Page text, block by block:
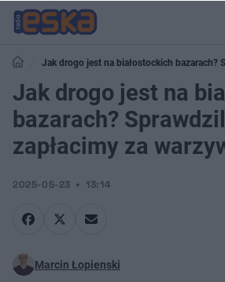
Jak drogo jest na białostockich bazarach?
za warzywa i owoce
Jak drogo jest na
bazarach?
zapłacimy za
2025-05-23 13:14
Marcin Łopienski